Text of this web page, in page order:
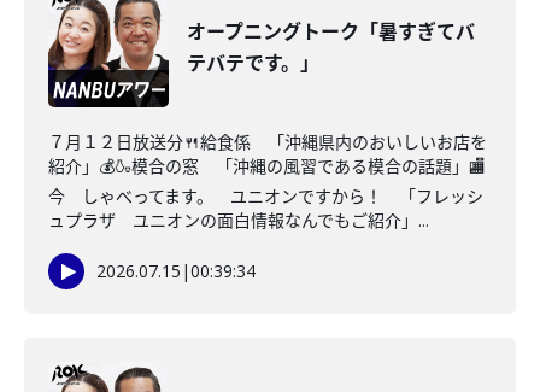
オープニングトーク「暑すぎてバ
テバテです。」
７月１２日放送分🍴給食係 「沖縄県内のおいしいお店を
紹介」💰🍶模合の窓 「沖縄の風習である模合の話題」🏬
今 しゃべってます。 ユニオンですから！ 「フレッシ
ュプラザ ユニオンの面白情報なんでもご紹介」...
2026.07.15 |00:39:34